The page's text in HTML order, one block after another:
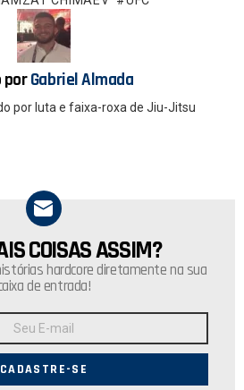
porGabriel Almada
por luta e faixa-roxa de Jiu-Jitsu
COISAS ASSIM?
hardcore diretamente na sua
de entrada!